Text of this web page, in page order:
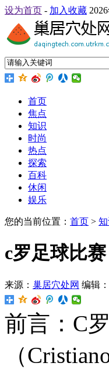
设为首页 - 加入收藏
首页
焦点
知识
时尚
热点
探索
百科
休闲
娱乐
您的当前位置： 首页 >
c罗足球比赛
来源： 巢居穴处网 编辑
前言：C
（